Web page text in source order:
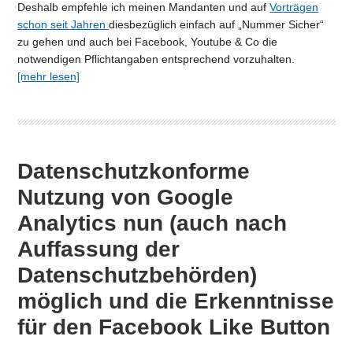
Deshalb empfehle ich meinen Mandanten und aufVorträgen
schon seit Jahrendiesbezüglich einfach auf „Nummer Sicher“
zu gehen und auch bei Facebook, Youtube & Co die
notwendigen Pflichtangaben entsprechend vorzuhalten.
[mehr lesen]
Datenschutzkonforme
Nutzung von Google
Analytics nun (auch nach
Auffassung der
Datenschutzbehörden)
möglich und die Erkenntnisse
für den Facebook Like Button